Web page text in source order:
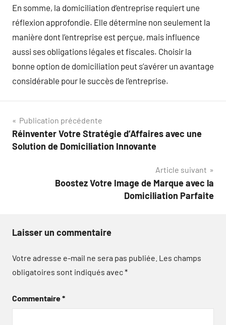
En somme, la domiciliation d’entreprise requiert une
réflexion approfondie. Elle détermine non seulement la
manière dont l’entreprise est perçue, mais influence
aussi ses obligations légales et fiscales. Choisir la
bonne option de domiciliation peut s’avérer un avantage
considérable pour le succès de l’entreprise.
Navigation
de
Publication précédente
Réinventer Votre Stratégie d’Affaires avec une
Solution de Domiciliation Innovante
Article suivant
Boostez Votre Image de Marque avec la
Domiciliation Parfaite
Laisser un commentaire
Votre adresse e-mail ne sera pas publiée. Les champs
obligatoires sont indiqués avec*
Commentaire*